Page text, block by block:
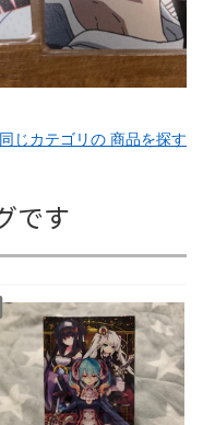
同じカテゴリの 商品を探す
です